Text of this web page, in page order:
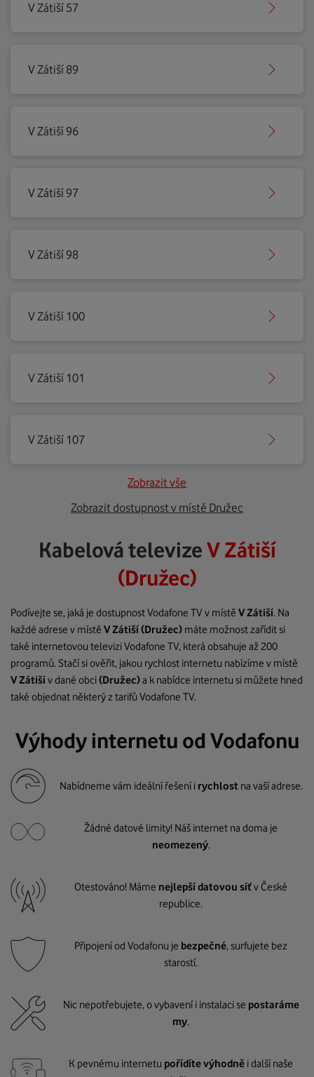
V Zátiší 57
V Zátiší 89
V Zátiší 96
V Zátiší 97
V Zátiší 98
V Zátiší 100
V Zátiší 101
V Zátiší 107
Zobrazit vše
Zobrazit dostupnost v místě Družec
Kabelová televizeV Zátiší
(Družec)
Podívejte se, jaká je dostupnost Vodafone TV v místě V Zátiší. Na
každé adrese v místě V Zátiší(Družec) máte možnost zařídit si
také internetovou televizi Vodafone TV, která obsahuje až 200
programů. Stačí si ověřit, jakou rychlost internetu nabízíme v místě
V Zátišív dané obci(Družec)a k nabídce internetu si můžete hned
také objednat některý z tarifů Vodafone TV.
Výhody internetu od Vodafonu
Nabídneme vám ideální řešení i rychlost na vaší adrese.
Žádné datové limity! Náš internet na doma je
neomezený.
Otestováno! Máme nejlepší datovou síťv České
republice.
Připojení od Vodafonu je bezpečné, surfujete bez
starostí.
Nic nepotřebujete, o vybavení i instalaci se postaráme
my.
K pevnému internetu pořídíte výhodně i další naše